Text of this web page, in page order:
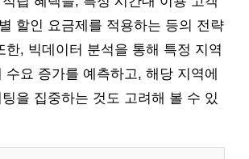
할인 요금제를 적용하는 등의 전략
한, 빅데이터 분석을 통해 특정 지역
수요 증가를 예측하고, 해당 지역에
을 집중하는 것도 고려해 볼 수 있